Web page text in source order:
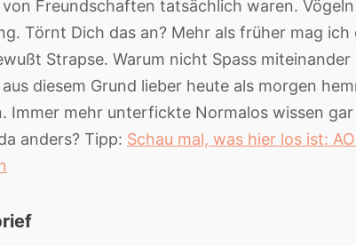
von Freundschaften tatsächlich waren.
Törnt Dich das an? Mehr als früher mag ich
Strapse. Warum nicht Spass miteinander
diesem Grund lieber heute als morgen
Immer mehr unterfickte Normalos wissen
anders? Tipp: Schau mal, was hier los ist: